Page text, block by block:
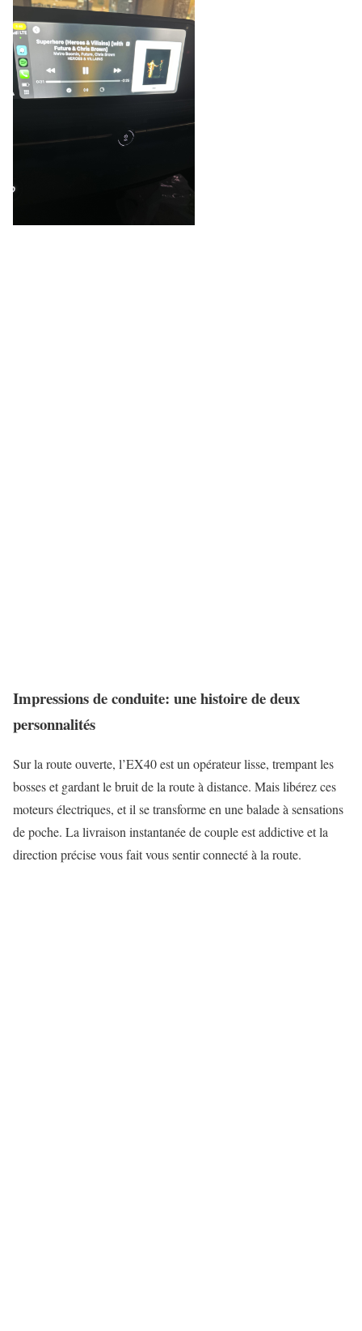
Impressions de conduite: une histoire de deux
personnalités
Sur la route ouverte, l’EX40 est un opérateur lisse, trempant les
bosses et gardant le bruit de la route à distance. Mais libérez ces
moteurs électriques, et il se transforme en une balade à sensations
de poche. La livraison instantanée de couple est addictive et la
direction précise vous fait vous sentir connecté à la route.